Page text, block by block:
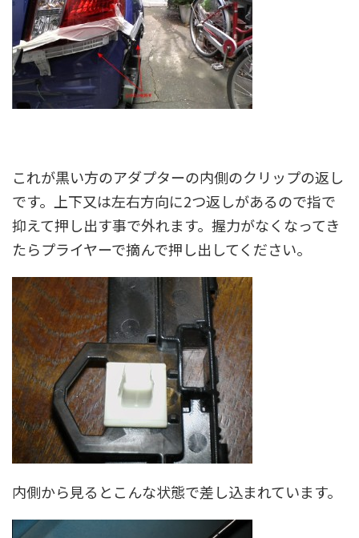
これが黒い方のアダプターの内側のクリップの返し
です。上下又は左右方向に2つ返しがあるので指で
抑えて押し出す事で外れます。握力がなくなってき
たらプライヤーで摘んで押し出してください。
内側から見るとこんな状態で差し込まれています。